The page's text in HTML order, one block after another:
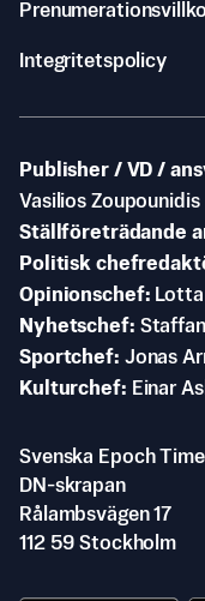
Integritetspolicy
Publisher / VD /
Vasilios Zoupounidis
Ställföreträdande
Politisk
Opinionschef
Nyhetschef
Sportchef Jonas
Kulturchef
Einar
Svenska Epoch
DN-skrapan
Rålambsvägen 17
112 59 Stockholm